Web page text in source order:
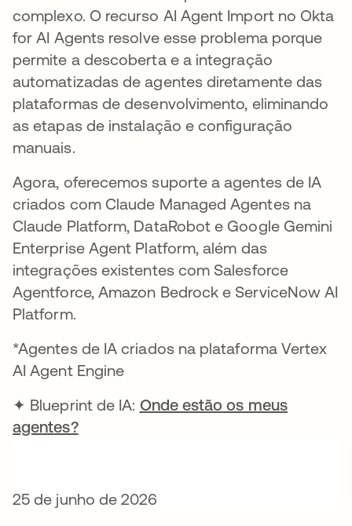
complexo. O recurso AI Agent Import no Okta
for AI Agents resolve esse problema porque
permite a descoberta e a integração
automatizadas de agentes diretamente das
plataformas de desenvolvimento, eliminando
as etapas de instalação e configuração
manuais.
Agora, oferecemos suporte a agentes de IA
criados com Claude Managed Agentes na
Claude Platform, DataRobot e Google Gemini
Enterprise Agent Platform, além das
integrações existentes com Salesforce
Agentforce, Amazon Bedrock e ServiceNow AI
Platform.
*Agentes de IA criados na plataforma Vertex
AI Agent Engine
✦ Blueprint de IA: Onde estão os meus
agentes?
25 de junho de 2026